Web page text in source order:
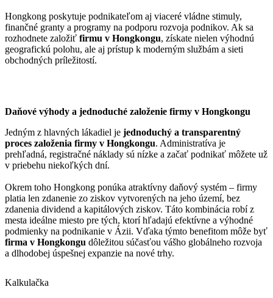
Hongkong poskytuje podnikateľom aj viaceré vládne stimuly,
finančné granty a programy na podporu rozvoja podnikov. Ak sa
rozhodnete založiť firmu v Hongkongu, získate nielen výhodnú
geografickú polohu, ale aj prístup k moderným službám a sieti
obchodných príležitostí.
Daňové výhody a jednoduché založenie firmy v Hongkongu
Jedným z hlavných lákadiel je jednoduchý a transparentný
proces založenia firmy v Hongkongu. Administratíva je
prehľadná, registračné náklady sú nízke a začať podnikať môžete už
v priebehu niekoľkých dní.
Okrem toho Hongkong ponúka atraktívny daňový systém – firmy
platia len zdanenie zo ziskov vytvorených na jeho území, bez
zdanenia dividend a kapitálových ziskov. Táto kombinácia robí z
mesta ideálne miesto pre tých, ktorí hľadajú efektívne a výhodné
podmienky na podnikanie v Ázii. Vďaka týmto benefitom môže byť
firma v Hongkongu dôležitou súčasťou vášho globálneho rozvoja
a dlhodobej úspešnej expanzie na nové trhy.
Kalkulačka